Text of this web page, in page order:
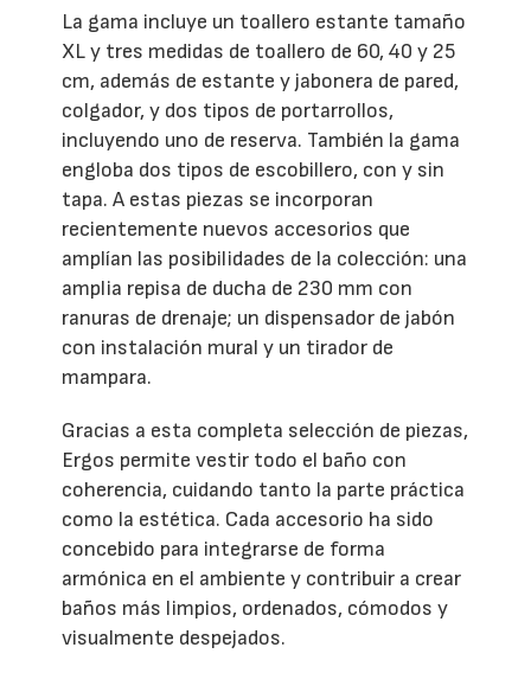
La gama incluye un toallero estante tamaño
XL y tres medidas de toallero de 60, 40 y 25
cm, además de estante y jabonera de pared,
colgador, y dos tipos de portarrollos,
incluyendo uno de reserva. También la gama
engloba dos tipos de escobillero, con y sin
tapa. A estas piezas se incorporan
recientemente nuevos accesorios que
amplían las posibilidades de la colección: una
amplia repisa de ducha de 230 mm con
ranuras de drenaje; un dispensador de jabón
con instalación mural y un tirador de
mampara.
Gracias a esta completa selección de piezas,
Ergos permite vestir todo el baño con
coherencia, cuidando tanto la parte práctica
como la estética. Cada accesorio ha sido
concebido para integrarse de forma
armónica en el ambiente y contribuir a crear
baños más limpios, ordenados, cómodos y
visualmente despejados.